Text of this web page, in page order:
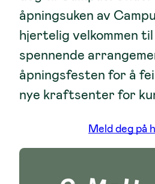
åpningsuken av
hjertelig velkommen
spennende
åpningsfesten for å
nye kraftsenter for
Meld deg på